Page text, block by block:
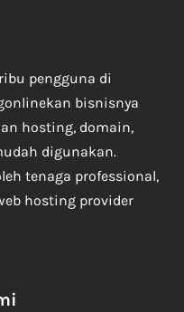
pengguna di
bisnisnya
hosting, domain,
digunakan.
tenaga professional,
hosting provider